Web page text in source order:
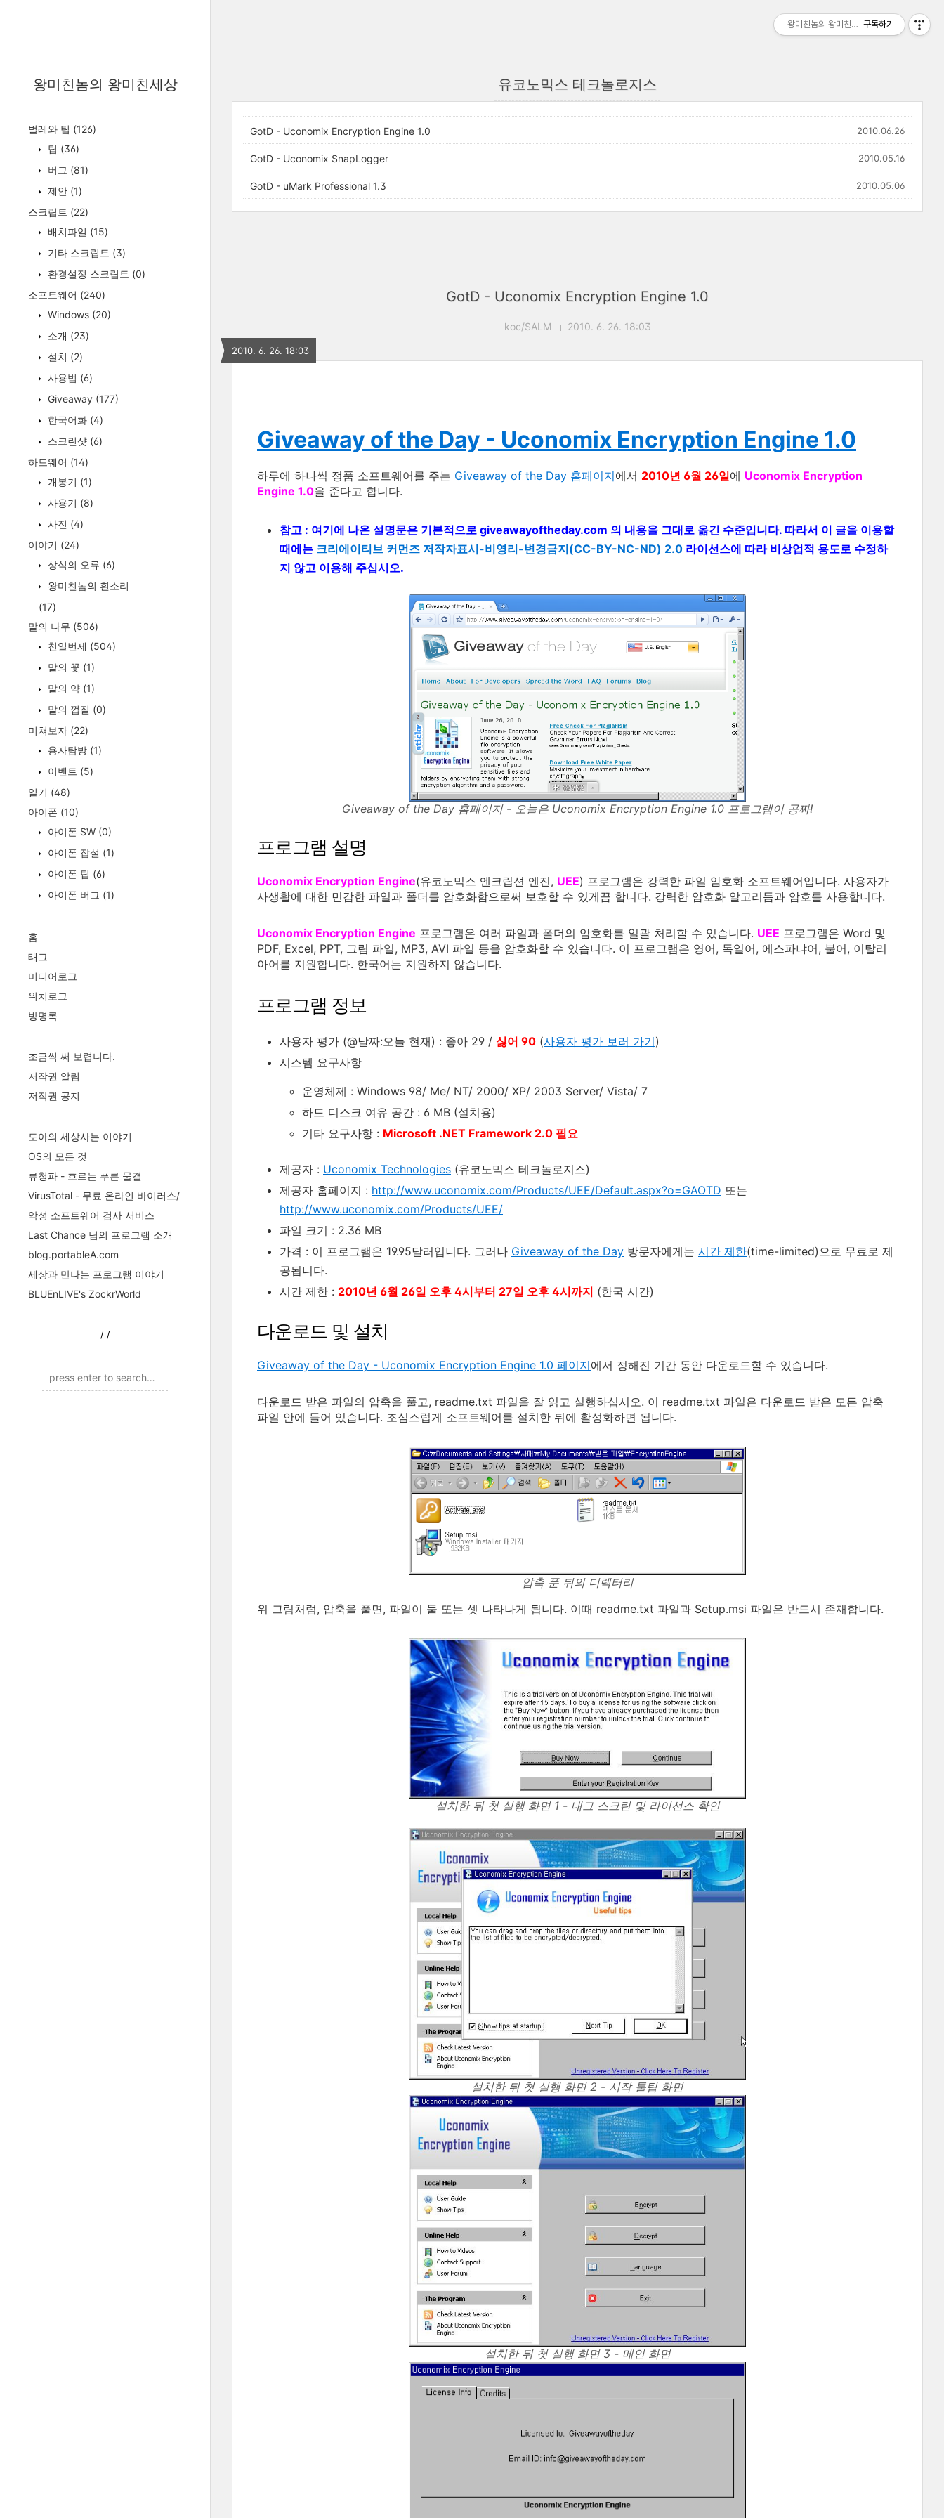
왕미친놈의 왕미친세상
벌레와 팁 (126)
팁 (36)
버그 (81)
제안 (1)
스크립트 (22)
배치파일 (15)
기타 스크립트 (3)
환경설정 스크립트 (0)
소프트웨어 (240)
Windows (20)
소개 (23)
설치 (2)
사용법 (6)
Giveaway (177)
한국어화 (4)
스크린샷 (6)
하드웨어 (14)
개봉기 (1)
사용기 (8)
사진 (4)
이야기 (24)
상식의 오류 (6)
왕미친놈의 흰소리
(17)
말의 나무 (506)
천일번제 (504)
말의 꽃 (1)
말의 약 (1)
말의 껍질 (0)
미쳐보자 (22)
용자탐방 (1)
이벤트 (5)
일기 (48)
아이폰 (10)
아이폰 SW (0)
아이폰 잡설 (1)
아이폰 팁 (6)
아이폰 버그 (1)
홈
태그
미디어로그
위치로그
방명록
조금씩 써 보렵니다.
저작권 알림
저작권 공지
도아의 세상사는 이야기
OS의 모든 것
류청파 - 흐르는 푸른 물결
VirusTotal - 무료 온라인 바이러스/
악성 소프트웨어 검사 서비스
Last Chance 님의 프로그램 소개
blog.portableA.com
세상과 만나는 프로그램 이야기
BLUEnLIVE's ZockrWorld
/ /
유코노믹스 테크놀로지스
GotD - Uconomix Encryption Engine 1.0 2010.06.26
GotD - Uconomix SnapLogger 2010.05.16
GotD - uMark Professional 1.3 2010.05.06
GotD - Uconomix Encryption Engine 1.0
koc/SALM 2010. 6. 26. 18:03
2010. 6. 26. 18:03
Giveaway of the Day - Uconomix Encryption Engine 1.0
하루에 하나씩 정품 소프트웨어를 주는 Giveaway of the Day 홈페이지에서 2010년 6월 26일에 Uconomix Encryption
Engine 1.0을 준다고 합니다.
참고 : 여기에 나온 설명문은 기본적으로 giveawayoftheday.com 의 내용을 그대로 옮긴 수준입니다. 따라서 이 글을 이용할
때에는 크리에이티브 커먼즈 저작자표시-비영리-변경금지(CC-BY-NC-ND) 2.0 라이선스에 따라 비상업적 용도로 수정하
지 않고 이용해 주십시오.
Giveaway of the Day 홈페이지 - 오늘은 Uconomix Encryption Engine 1.0 프로그램이 공짜!
프로그램 설명
Uconomix Encryption Engine(유코노믹스 엔크립션 엔진, UEE) 프로그램은 강력한 파일 암호화 소프트웨어입니다. 사용자가
사생활에 대한 민감한 파일과 폴더를 암호화함으로써 보호할 수 있게끔 합니다. 강력한 암호화 알고리듬과 암호를 사용합니다.
Uconomix Encryption Engine 프로그램은 여러 파일과 폴더의 암호화를 일괄 처리할 수 있습니다. UEE 프로그램은 Word 및
PDF, Excel, PPT, 그림 파일, MP3, AVI 파일 등을 암호화할 수 있습니다. 이 프로그램은 영어, 독일어, 에스파냐어, 불어, 이탈리
아어를 지원합니다. 한국어는 지원하지 않습니다.
프로그램 정보
사용자 평가 (@날짜:오늘 현재) : 좋아 29 / 싫어 90 (사용자 평가 보러 가기)
시스템 요구사항
운영체제 : Windows 98/ Me/ NT/ 2000/ XP/ 2003 Server/ Vista/ 7
하드 디스크 여유 공간 : 6 MB (설치용)
기타 요구사항 : Microsoft .NET Framework 2.0 필요
제공자 : Uconomix Technologies (유코노믹스 테크놀로지스)
제공자 홈페이지 : http://www.uconomix.com/Products/UEE/Default.aspx?o=GAOTD 또는
http://www.uconomix.com/Products/UEE/
파일 크기 : 2.36 MB
가격 : 이 프로그램은 19.95달러입니다. 그러나 Giveaway of the Day 방문자에게는 시간 제한(time-limited)으로 무료로 제
공됩니다.
시간 제한 : 2010년 6월 26일 오후 4시부터 27일 오후 4시까지 (한국 시간)
다운로드 및 설치
Giveaway of the Day - Uconomix Encryption Engine 1.0 페이지에서 정해진 기간 동안 다운로드할 수 있습니다.
다운로드 받은 파일의 압축을 풀고, readme.txt 파일을 잘 읽고 실행하십시오. 이 readme.txt 파일은 다운로드 받은 모든 압축
파일 안에 들어 있습니다. 조심스럽게 소프트웨어를 설치한 뒤에 활성화하면 됩니다.
압축 푼 뒤의 디렉터리
위 그림처럼, 압축을 풀면, 파일이 둘 또는 셋 나타나게 됩니다. 이때 readme.txt 파일과 Setup.msi 파일은 반드시 존재합니다.
설치한 뒤 첫 실행 화면 1 - 내그 스크린 및 라이선스 확인
설치한 뒤 첫 실행 화면 2 - 시작 툴팁 화면
설치한 뒤 첫 실행 화면 3 - 메인 화면
왕미친놈의 왕미친세상구독하기